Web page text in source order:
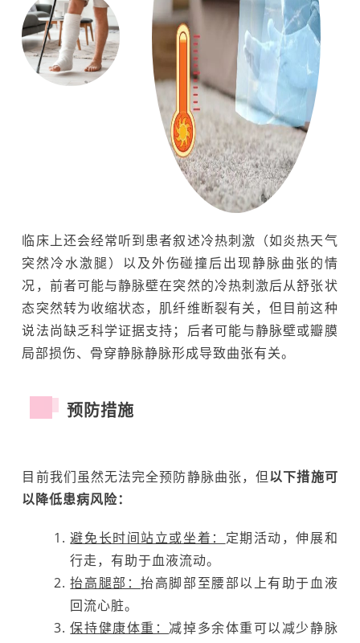
临床上还会经常听到患者叙述冷热刺激（如炎热天气
突然冷水激腿）以及外伤碰撞后出现静脉曲张的情
况，前者可能与静脉壁在突然的冷热刺激后从舒张状
态突然转为收缩状态，肌纤维断裂有关，但目前这种
说法尚缺乏科学证据支持；后者可能与静脉壁或瓣膜
局部损伤、骨穿静脉静脉形成导致曲张有关。
预防措施
目前我们虽然无法完全预防静脉曲张，但以下措施可
以降低患病风险：
避免长时间站立或坐着： 定期活动，伸展和
行走，有助于血液流动。
抬高腿部：抬高脚部至腰部以上有助于血液
回流心脏。
保持健康体重： 减掉多余体重可以减少静脉